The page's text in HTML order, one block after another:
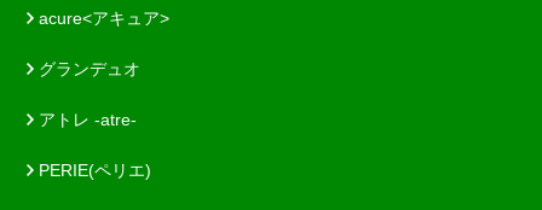
acure<アキュア>
グランデュオ
アトレ -atre-
PERIE(ペリエ)